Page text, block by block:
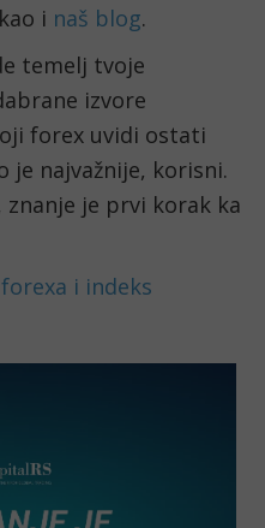
i naš blog.
temelj tvoje
izvore
forex uvidi ostati
je najvažnije, korisni.
je prvi korak ka
i indeks